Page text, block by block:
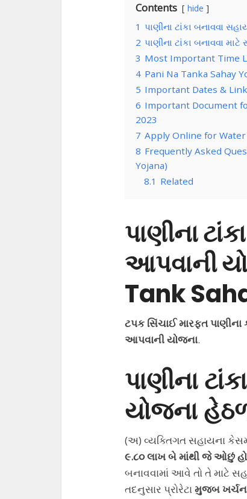
Contents hide
1 પાણીના ટાંકા બનાવવા
2 પાણીના ટાંકા બનાવવા
3 Most Important Time
4 Pani Na Tanka Sahay
5 Important Dates &
6 Important Document
2023
7 Apply Online for Water
8 Frequently Asked
Yojana)
8.1 Related
પાણીના
આપવાની
Tank
ટપક સિંચાઈ મારફત
આપવાની યોજના.
પાણીના
યોજના
(અ) વ્યક્તિગત સહાયના
૯.૮૦ લાખ બે માંથી જે ઓછું
બનાવવામાં આવે તો તે માટે
તદનુસાર પ્રોરેટામુજબ